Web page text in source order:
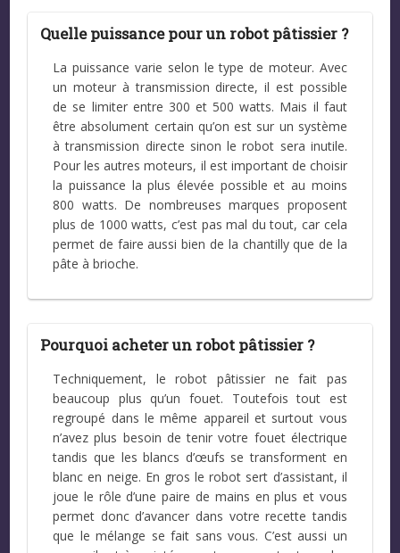
Quelle puissance pour un robot pâtissier ?
La puissance varie selon le type de moteur. Avec
un moteur à transmission directe, il est possible
de se limiter entre 300 et 500 watts. Mais il faut
être absolument certain qu’on est sur un système
à transmission directe sinon le robot sera inutile.
Pour les autres moteurs, il est important de choisir
la puissance la plus élevée possible et au moins
800 watts. De nombreuses marques proposent
plus de 1000 watts, c’est pas mal du tout, car cela
permet de faire aussi bien de la chantilly que de la
pâte à brioche.
Pourquoi acheter un robot pâtissier ?
Techniquement, le robot pâtissier ne fait pas
beaucoup plus qu’un fouet. Toutefois tout est
regroupé dans le même appareil et surtout vous
n’avez plus besoin de tenir votre fouet électrique
tandis que les blancs d’œufs se transforment en
blanc en neige. En gros le robot sert d’assistant, il
joue le rôle d’une paire de mains en plus et vous
permet donc d’avancer dans votre recette tandis
que le mélange se fait sans vous. C’est aussi un